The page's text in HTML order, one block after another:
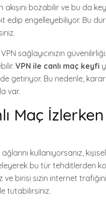
akışını bozabilir ve bu da
edip engelleyebiliyor. Bu
sağlayıcınızın
VPN ile canlı maç keyfi
getiriyor. Bu nedenle,
var.
Maç
kullanıyorsanız,
bu tür tehditlerden
birisi sizin internet
tutabilirsiniz.